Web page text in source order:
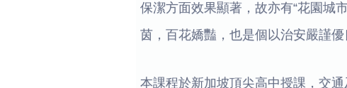
保潔方面效果顯著，故亦有“花園城
茵，百花嬌豔，也是個以治安嚴謹優
本課程於新加坡頂尖高中授課，交